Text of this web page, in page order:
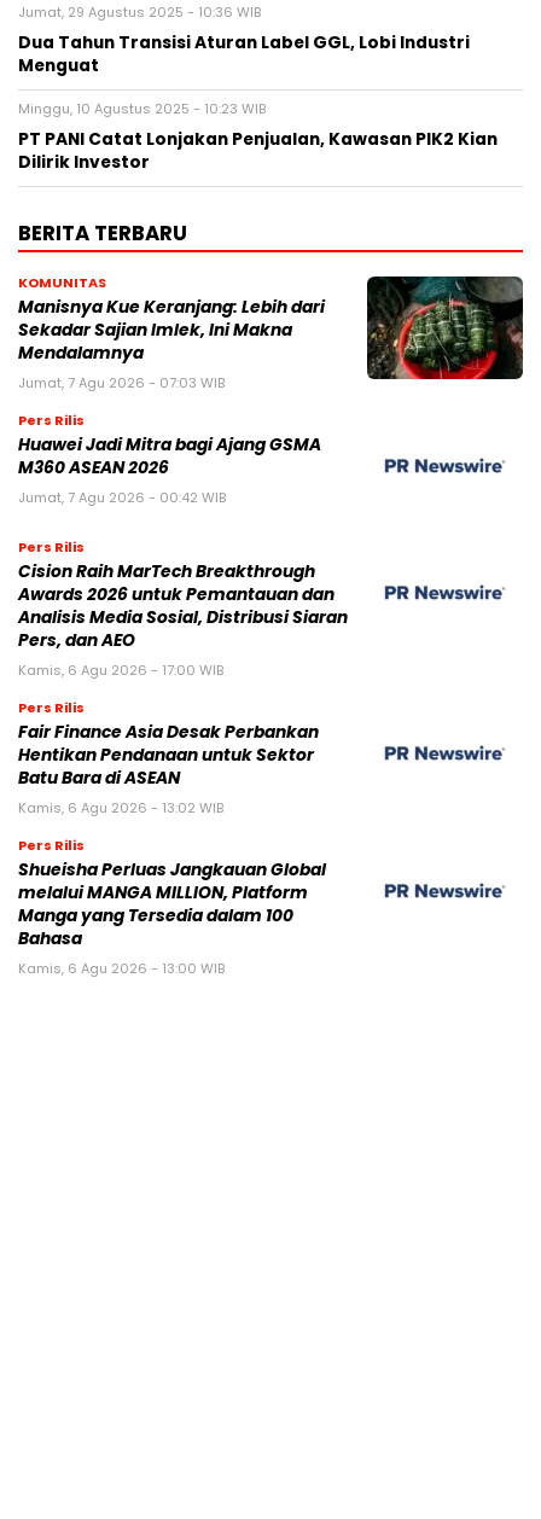
Jumat, 29 Agustus 2025 - 10:36 WIB
Dua Tahun Transisi Aturan Label GGL, Lobi Industri
Menguat
Minggu, 10 Agustus 2025 - 10:23 WIB
PT PANI Catat Lonjakan Penjualan, Kawasan PIK2 Kian
Dilirik Investor
BERITA TERBARU
KOMUNITAS
Manisnya Kue Keranjang: Lebih dari
Sekadar Sajian Imlek, Ini Makna
Mendalamnya
Jumat, 7 Agu 2026 - 07:03 WIB
Pers Rilis
Huawei Jadi Mitra bagi Ajang GSMA
M360 ASEAN 2026
Jumat, 7 Agu 2026 - 00:42 WIB
Pers Rilis
Cision Raih MarTech Breakthrough
Awards 2026 untuk Pemantauan dan
Analisis Media Sosial, Distribusi Siaran
Pers, dan AEO
Kamis, 6 Agu 2026 - 17:00 WIB
Pers Rilis
Fair Finance Asia Desak Perbankan
Hentikan Pendanaan untuk Sektor
Batu Bara di ASEAN
Kamis, 6 Agu 2026 - 13:02 WIB
Pers Rilis
Shueisha Perluas Jangkauan Global
melalui MANGA MILLION, Platform
Manga yang Tersedia dalam 100
Bahasa
Kamis, 6 Agu 2026 - 13:00 WIB